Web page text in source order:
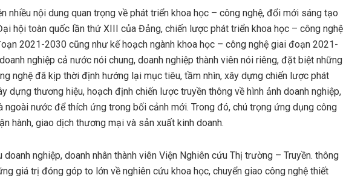
nhiều nội dung quan trọng về phát triển khoa học – công nghệ, đổi mới sáng tạo
hội toàn quốc lần thứ XIII của Đảng, chiến lược phát triển khoa học – công nghệ
2021-2030 cũng như kế hoạch ngành khoa học – công nghệ giai đoạn 2021-
nghiệp cả nước nói chung, doanh nghiệp thành viên nói riêng, đặt biệt những
nghệ đã kịp thời định hướng lại mục tiêu, tầm nhìn, xây dựng chiến lược phát
dựng thương hiệu, hoạch định chiến lược truyền thông về hình ảnh doanh nghiệp,
ngoài nước để thích ứng trong bối cảnh mới. Trong đó, chú trọng ứng dụng công
hành, giao dịch thương mại và sản xuất kinh doanh.
nghiệp, doanh nhân thành viên Viện Nghiên cứu Thị trường – Truyền. thông
giá trị đóng góp to lớn về nghiên cứu khoa học, chuyển giao công nghệ thiết